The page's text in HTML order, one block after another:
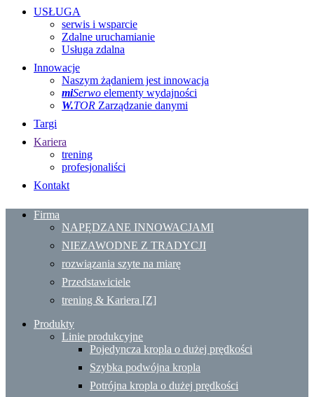
USŁUGA
serwis i wsparcie
Zdalne uruchamianie
Usługa zdalna
Innowacje
Naszym żądaniem jest innowacja
miSerwo elementy wydajności
W.TOR Zarządzanie danymi
Targi
Kariera
trening
profesjonaliści
Kontakt
Firma
NAPĘDZANE INNOWACJAMI
NIEZAWODNE Z TRADYCJI
rozwiązania szyte na miarę
Przedstawiciele
trening & Kariera [Z]
Produkty
Linie produkcyjne
Pojedyncza kropla o dużej prędkości
Szybka podwójna kropla
Potrójna kropla o dużej prędkości